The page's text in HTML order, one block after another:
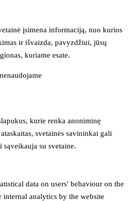
įsimena informaciją, nuo kurios
ir išvaizda, pavyzdžiui, jūsų
kuriame esate.
kurie renka anoniminę
svetainės savininkai gali
su svetaine.
data on users' behaviour on the
internal analytics by the website